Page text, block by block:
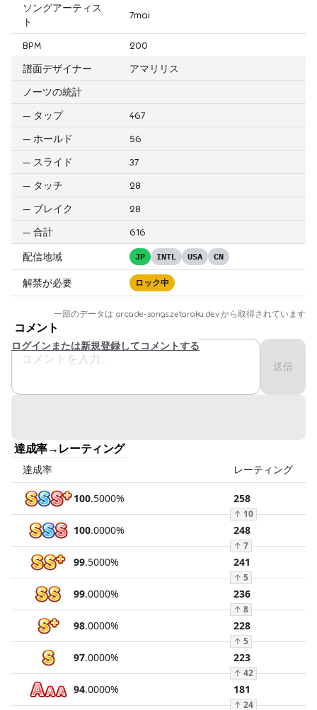
ソングアーティス
ト
7mai
BPM
200
譜面デザイナー
アマリリス
ノーツの統計
— タップ
467
— ホールド
56
— スライド
37
— タッチ
28
— ブレイク
28
— 合計 616
配信地域 JP INTL USA CN
解禁が必要 ロック中
一部のデータは arcade-songs.zetaraku.devから取得されています
コメント
送信
ログインまたは新規登録してコメントする
達成率→レーティング
達成率 レーティング
100.5000% 258
↑ 10
100.0000% 248
↑ 7
99.5000% 241
↑ 5
99.0000% 236
↑ 8
98.0000% 228
↑ 5
97.0000% 223
↑ 42
94.0000% 181
↑ 24